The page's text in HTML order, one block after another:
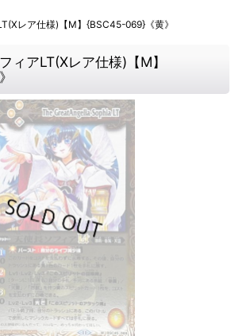
レア仕様)【M】{BSC45-069}《黄》
ィアLT(Xレア仕様)【M】